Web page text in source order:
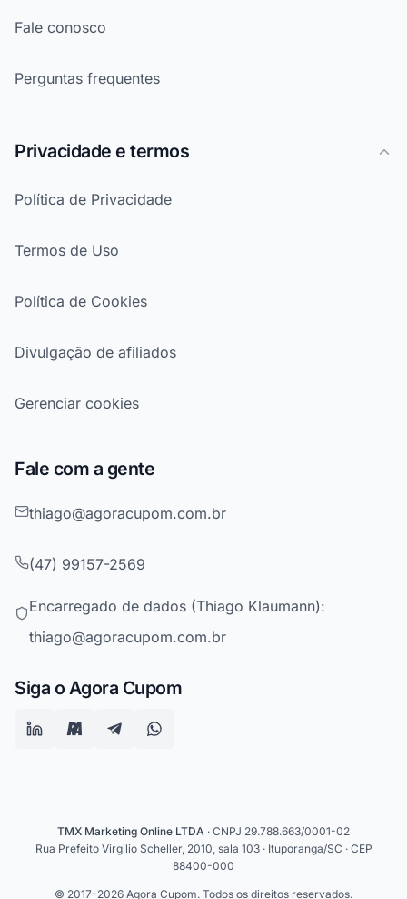
Fale conosco
Perguntas frequentes
Privacidade e termos
Política de Privacidade
Termos de Uso
Política de Cookies
Divulgação de afiliados
Gerenciar cookies
Fale com a gente
thiago@agoracupom.com.br
(47) 99157-2569
Encarregado de dados (Thiago Klaumann):
thiago@agoracupom.com.br
Siga o Agora Cupom
TMX Marketing Online LTDA · CNPJ 29.788.663/0001-02
Rua Prefeito Virgilio Scheller, 2010, sala 103 · Ituporanga/SC · CEP
88400-000
© 2017-2026 Agora Cupom. Todos os direitos reservados.